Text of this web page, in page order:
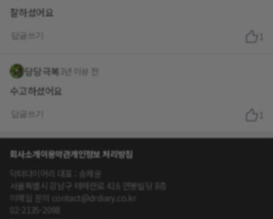
잘하셨어요
1
당당극복 3년 이상 전
수고하셨어요
1
회사소개이용약관개인정보 처리방침
닥터다이어리 대표 : 송제윤
서울특별시 강남구 테헤란로 416 연봉빌딩 8층
이메일 문의 contact@drdiary.co.kr
02-2135-2098